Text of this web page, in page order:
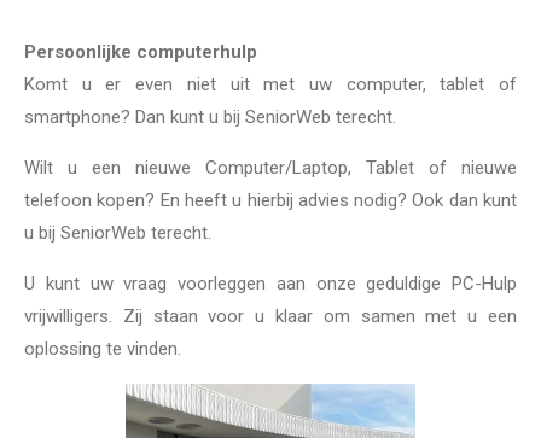
Persoonlijke computerhulp
Komt u er even niet uit met uw computer, tablet of
smartphone? Dan kunt u bij SeniorWeb terecht.
Wilt u een nieuwe Computer/Laptop, Tablet of nieuwe
telefoon kopen? En heeft u hierbij advies nodig? Ook dan kunt
u bij SeniorWeb terecht.
U kunt uw vraag voorleggen aan onze geduldige PC-Hulp
vrijwilligers. Zij staan voor u klaar om samen met u een
oplossing te vinden.